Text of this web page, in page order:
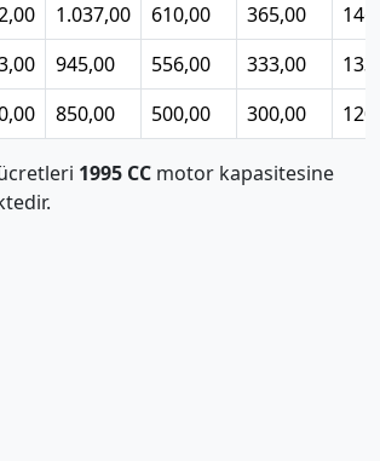
1.037,00 610,00 365,00
945,00 556,00 333,00
850,00 500,00 300,00
1995 CC motor kapasitesine